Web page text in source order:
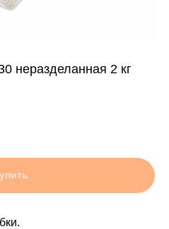
неразделанная 2 кг